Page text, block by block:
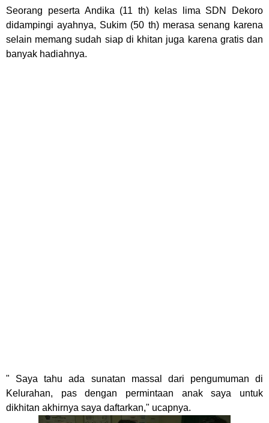
Seorang peserta Andika (11 th) kelas lima SDN Dekoro
didampingi ayahnya, Sukim (50 th) merasa senang karena
selain memang sudah siap di khitan juga karena gratis dan
banyak hadiahnya.
" Saya tahu ada sunatan massal dari pengumuman di
Kelurahan, pas dengan permintaan anak saya untuk
dikhitan akhirnya saya daftarkan," ucapnya.